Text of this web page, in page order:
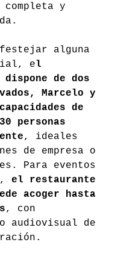
completa y
alguna
el
de dos
Marcelo y
de
personas
, ideales
de empresa o
Para eventos
el restaurante
acoger hasta
, con
audiovisual de